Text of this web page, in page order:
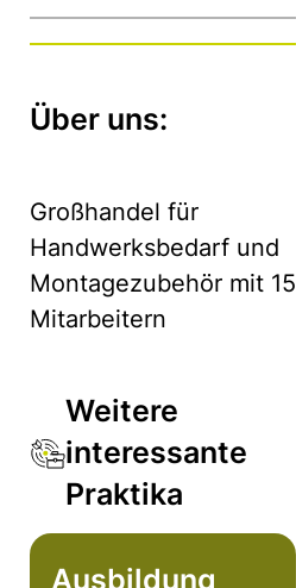
Über uns:
Großhandel für
Handwerksbedarf und
Montagezubehör mit 15
Mitarbeitern
Weitere
interessante
Praktika
Ausbildung